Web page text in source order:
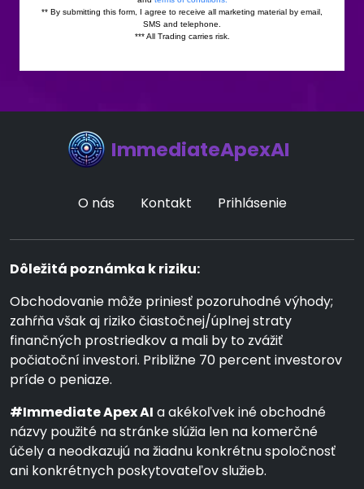
ImmediateApexAI
O nás Kontakt Prihlásenie
Dôležitá poznámka k riziku:
Obchodovanie môže priniesť pozoruhodné výhody;
zahŕňa však aj riziko čiastočnej/úplnej straty
finančných prostriedkov a mali by to zvážiť
počiatoční investori. Približne 70 percent investorov
príde o peniaze.
#Immediate Apex AI a akékoľvek iné obchodné
názvy použité na stránke slúžia len na komerčné
účely a neodkazujú na žiadnu konkrétnu spoločnosť
ani konkrétnych poskytovateľov služieb.